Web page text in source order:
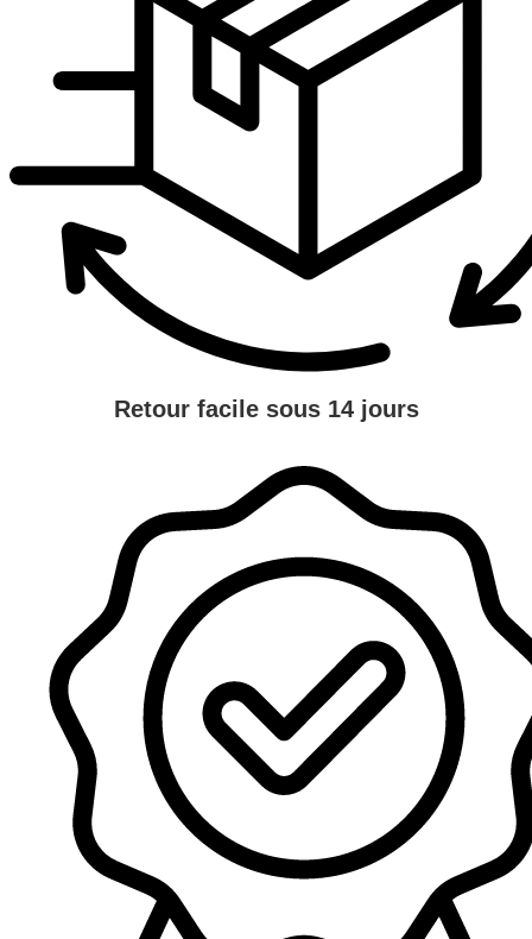
Retour facile sous 14 jours